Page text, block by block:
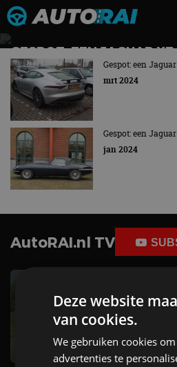
Autonieuws
Podcast
Autotests
Automerken
Adverteren
Contact
GESPOT: EEN JAGUAR
ZOMAAR IN HET WILD!
Exclusieve Britse topsporter
Gespot: een
mrt 2024
Gespot: een
jan 2024
AutoRAI.nl TV
Deze website
van cookies.
We gebruiken cookies
advertenties te